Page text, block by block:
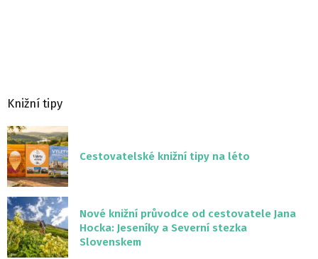
Knižní tipy
Cestovatelské knižní tipy na léto
Nové knižní průvodce od cestovatele Jana
Hocka: Jeseníky a Severní stezka
Slovenskem